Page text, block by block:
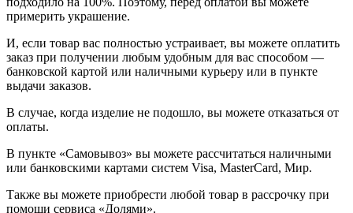
примерить украшение.
И, если товар вас полностью устраивает, вы можете оплатить
заказ при получении любым удобным для вас способом —
банковской картой или наличными курьеру или в пункте
выдачи заказов.
В случае, когда изделие не подошло, вы можете отказаться от
оплаты.
В пункте «Самовывоз» вы можете рассчитаться наличными
или банковскими картами систем Visa, MasterCard, Мир.
Также вы можете приобрести любой товар в рассрочку при
помощи сервиса «Долями».